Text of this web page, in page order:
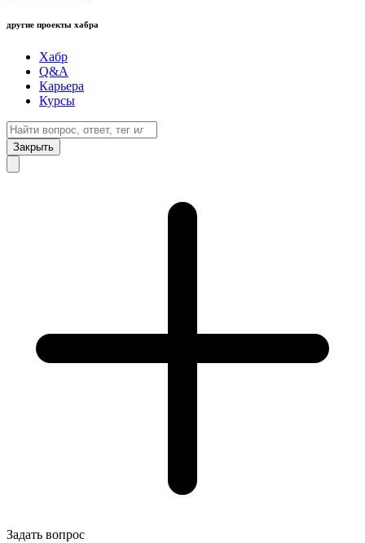
другие проекты хабра
Хабр
Q&A
Карьера
Курсы
Закрыть
Задать вопрос